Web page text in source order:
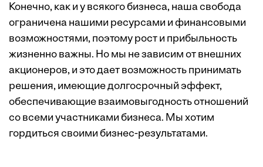
Конечно, как и у всякого бизнеса, наша свобода
ограничена нашими ресурсами и финансовыми
возможностями, поэтому рост и прибыльность
жизненно важны. Но мы не зависим от внешних
акционеров, и это дает возможность принимать
решения, имеющие долгосрочный эффект,
обеспечивающие взаимовыгодность отношений
со всеми участниками бизнеса. Мы хотим
гордиться своими бизнес-результатами.